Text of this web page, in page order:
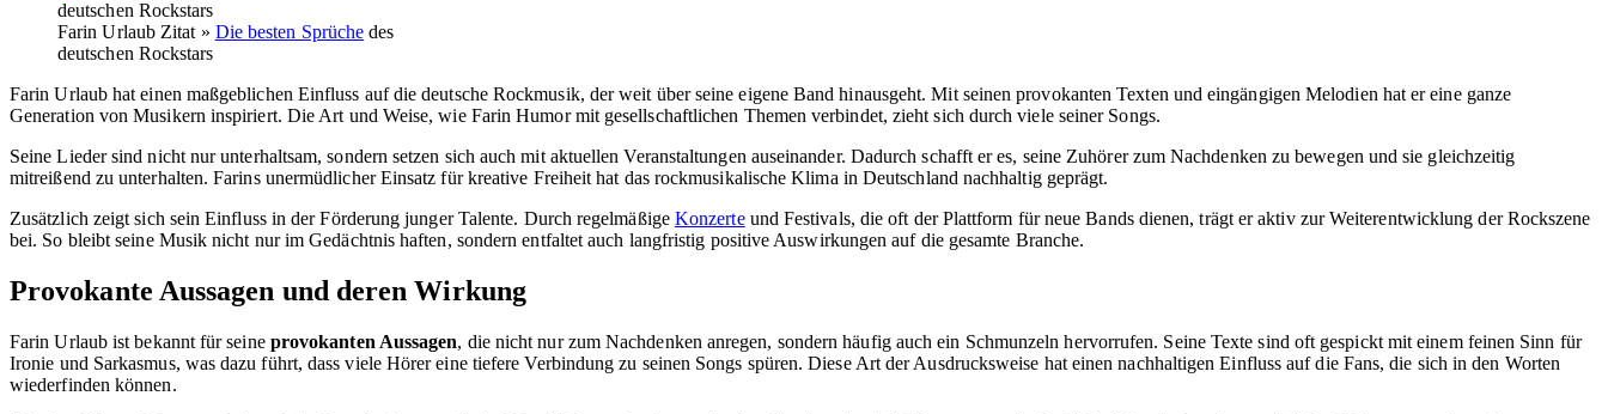
Farin Urlaub Zitat » Die besten Sprüche des
deutschen Rockstars
Farin Urlaub hat einen maßgeblichen Einfluss auf die deutsche Rockmusik, der weit über seine eigene Band hinausgeht. Mit seinen provokanten Texten und eingängigen Melodien hat er eine ganze
Generation von Musikern inspiriert. Die Art und Weise, wie Farin Humor mit gesellschaftlichen Themen verbindet, zieht sich durch viele seiner Songs.
Seine Lieder sind nicht nur unterhaltsam, sondern setzen sich auch mit aktuellen Veranstaltungen auseinander. Dadurch schafft er es, seine Zuhörer zum Nachdenken zu bewegen und sie gleichzeitig
mitreißend zu unterhalten. Farins unermüdlicher Einsatz für kreative Freiheit hat das rockmusikalische Klima in Deutschland nachhaltig geprägt.
Zusätzlich zeigt sich sein Einfluss in der Förderung junger Talente. Durch regelmäßige Konzerteund Festivals, die oft der Plattform für neue Bands dienen, trägt er aktiv zur Weiterentwicklung der Rockszene
bei. So bleibt seine Musik nicht nur im Gedächtnis haften, sondern entfaltet auch langfristig positive Auswirkungen auf die gesamte Branche.
Provokante Aussagen und deren Wirkung
Farin Urlaub ist bekannt für seine provokanten Aussagen, die nicht nur zum Nachdenken anregen, sondern häufig auch ein Schmunzeln hervorrufen. Seine Texte sind oft gespickt mit einem feinen Sinn für
Ironie und Sarkasmus, was dazu führt, dass viele Hörer eine tiefere Verbindung zu seinen Songs spüren. Diese Art der Ausdrucksweise hat einen nachhaltigen Einfluss auf die Fans, die sich in den Worten
wiederfinden können.